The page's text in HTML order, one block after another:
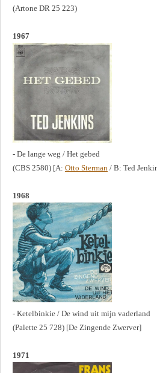
(Artone DR 25 223)
1967
- De lange weg / Het gebed
(CBS 2580) [A: Otto Sterman / B: Ted
1968
- Ketelbinkie / De wind uit mijn vaderland
(Palette 25 728) [De Zingende Zwerver]
1971